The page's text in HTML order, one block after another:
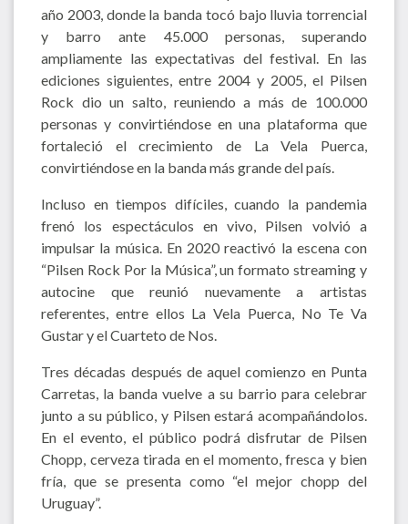
año 2003, donde la banda tocó bajo lluvia torrencial
y barro ante 45.000 personas, superando
ampliamente las expectativas del festival. En las
ediciones siguientes, entre 2004 y 2005, el Pilsen
Rock dio un salto, reuniendo a más de 100.000
personas y convirtiéndose en una plataforma que
fortaleció el crecimiento de La Vela Puerca,
convirtiéndose en la banda más grande del país.
Incluso en tiempos difíciles, cuando la pandemia
frenó los espectáculos en vivo, Pilsen volvió a
impulsar la música. En 2020 reactivó la escena con
“Pilsen Rock Por la Música”, un formato streaming y
autocine que reunió nuevamente a artistas
referentes, entre ellos La Vela Puerca, No Te Va
Gustar y el Cuarteto de Nos.
Tres décadas después de aquel comienzo en Punta
Carretas, la banda vuelve a su barrio para celebrar
junto a su público, y Pilsen estará acompañándolos.
En el evento, el público podrá disfrutar de Pilsen
Chopp, cerveza tirada en el momento, fresca y bien
fría, que se presenta como “el mejor chopp del
Uruguay”.